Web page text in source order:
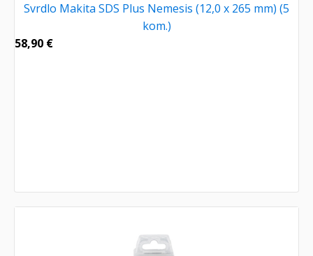
Svrdlo Makita SDS Plus Nemesis (12,0 x 265 mm) (5
kom.)
58,90 €